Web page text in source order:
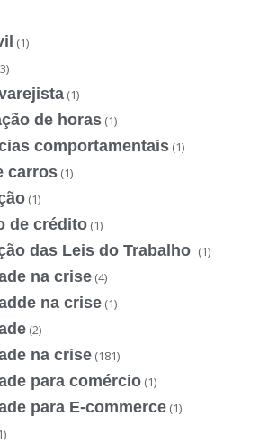
(1)
(1)
de horas (1)
comportamentais (1)
carros (1)
(1)
de crédito (1)
das Leis do Trabalho (1)
na crise (4)
na crise (1)
(2)
na crise (181)
para comércio (1)
para E-commerce (1)